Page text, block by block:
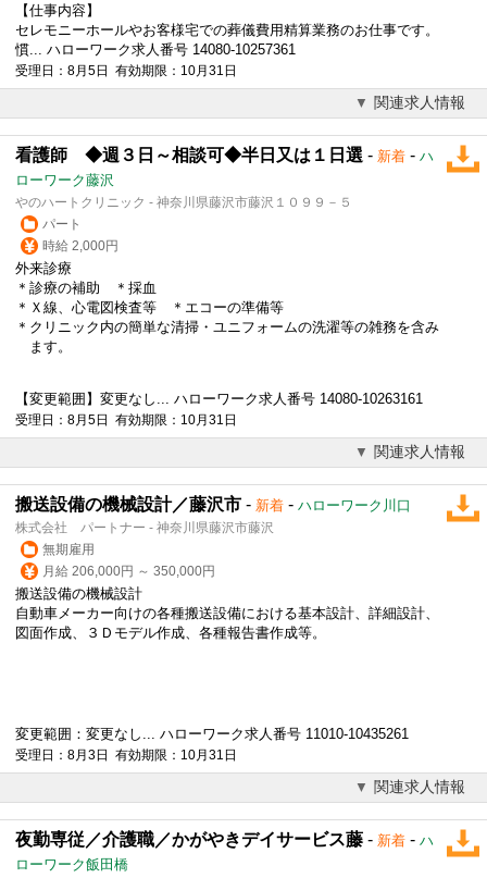
【仕事内容】
セレモニーホールやお客様宅での葬儀費用精算業務のお仕事です。
慣... ハローワーク求人番号 14080-10257361
受理日：8月5日 有効期限：10月31日
関連求人情報
看護師 ◆週３日～相談可◆半日又は１日選 - 新着 - ハ
ローワーク藤沢
やのハートクリニック - 神奈川県藤沢市藤沢１０９９－５
パート
時給 2,000円
外来診療
＊診療の補助 ＊採血
＊Ｘ線、心電図検査等 ＊エコーの準備等
＊クリニック内の簡単な清掃・ユニフォームの洗濯等の雑務を含み
ます。
【変更範囲】変更なし... ハローワーク求人番号 14080-10263161
受理日：8月5日 有効期限：10月31日
関連求人情報
搬送設備の機械設計／藤沢市 - 新着 - ハローワーク川口
株式会社 パートナー - 神奈川県藤沢市藤沢
無期雇用
月給 206,000円 ～ 350,000円
搬送設備の機械設計
自動車メーカー向けの各種搬送設備における基本設計、詳細設計、
図面作成、３Ｄモデル作成、各種報告書作成等。
変更範囲：変更なし... ハローワーク求人番号 11010-10435261
受理日：8月3日 有効期限：10月31日
関連求人情報
夜勤専従／介護職／かがやきデイサービス藤 - 新着 - ハ
ローワーク飯田橋